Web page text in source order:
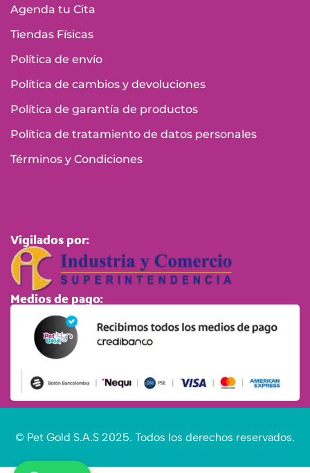
Agenda tu Cita
Tiendas Físicas
Política de envío
Política de cambios y devoluciones
Política de garantía de productos
Política de tratamiento de datos personales
Términos y Condiciones
Vigilados por:
Medios de pago:
© Pet Gold S.A.S 2025. Todos los derechos reservados.